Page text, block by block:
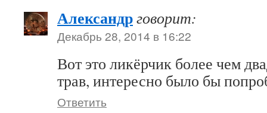
Александрговорит:
Декабрь 28, 2014 в 16:22
Вот это ликёрчик более чем
трав, интересно было бы
Ответить